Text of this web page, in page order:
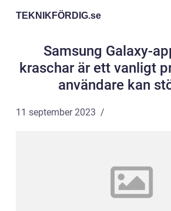
TEKNIKFÖRDIG.se
Samsung Galaxy-
kraschar är ett vanligt
användare kan
11 september 2023